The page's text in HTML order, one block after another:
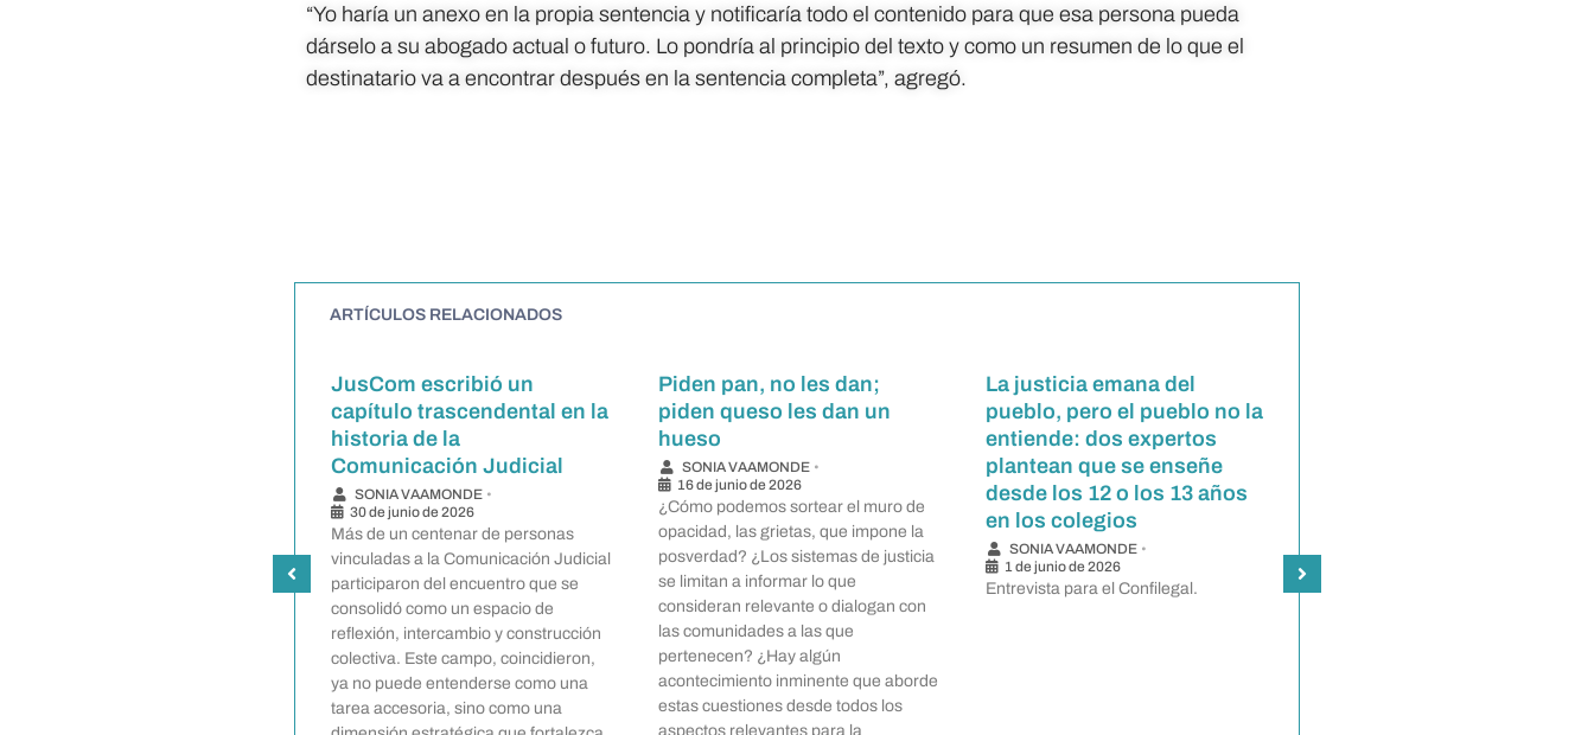
“Yo haría un anexo en la propia sentencia y notificaría todo el contenido para que esa persona pueda
dárselo a su abogado actual o futuro. Lo pondría al principio del texto y como un resumen de lo que el
destinatario va a encontrar después en la sentencia completa”, agregó.
ARTÍCULOS RELACIONADOS
JusCom escribió un
capítulo trascendental en la
historia de la
Comunicación Judicial
SONIA VAAMONDE •
30 de junio de 2026
Más de un centenar de personas
vinculadas a la Comunicación Judicial
participaron del encuentro que se
consolidó como un espacio de
reflexión, intercambio y construcción
colectiva. Este campo, coincidieron,
ya no puede entenderse como una
tarea accesoria, sino como una
Piden pan, no les dan;
piden queso les dan un
hueso
SONIA VAAMONDE •
16 de junio de 2026
¿Cómo podemos sortear el muro de
opacidad, las grietas, que impone la
posverdad? ¿Los sistemas de justicia
se limitan a informar lo que
consideran relevante o dialogan con
las comunidades a las que
pertenecen? ¿Hay algún
acontecimiento inminente que aborde
estas cuestiones desde todos los
aspectos relevantes para la
La justicia emana del
pueblo, pero el pueblo no la
entiende: dos expertos
plantean que se enseñe
desde los 12 o los 13 años
en los colegios
SONIA VAAMONDE •
1 de junio de 2026
Entrevista para el Confilegal.
Congreso Iberoamericano de